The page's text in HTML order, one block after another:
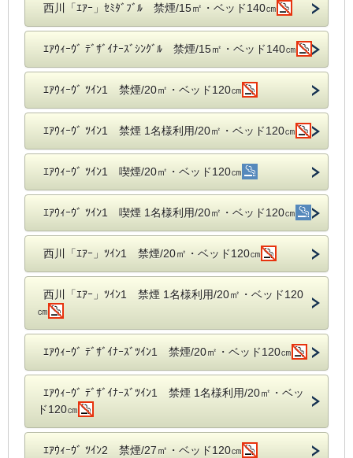
西川「ｴｱｰ」ｾﾐﾀﾞﾌﾞﾙ 禁煙/15㎡・ベッド140㎝
ｴｱｳｨｰｳﾞ ﾃﾞｻﾞｲﾅｰｽﾞｼﾝｸﾞﾙ 禁煙/15㎡・ベッド140㎝
ｴｱｳｨｰｳﾞ ﾂｲﾝ1 禁煙/20㎡・ベッド120㎝
ｴｱｳｨｰｳﾞ ﾂｲﾝ1 禁煙 1名様利用/20㎡・ベッド120㎝
ｴｱｳｨｰｳﾞ ﾂｲﾝ1 喫煙/20㎡・ベッド120㎝
ｴｱｳｨｰｳﾞ ﾂｲﾝ1 喫煙 1名様利用/20㎡・ベッド120㎝
西川「ｴｱｰ」ﾂｲﾝ1 禁煙/20㎡・ベッド120㎝
西川「ｴｱｰ」ﾂｲﾝ1 禁煙 1名様利用/20㎡・ベッド120
㎝
ｴｱｳｨｰｳﾞ ﾃﾞｻﾞｲﾅｰｽﾞﾂｲﾝ1 禁煙/20㎡・ベッド120㎝
ｴｱｳｨｰｳﾞ ﾃﾞｻﾞｲﾅｰｽﾞﾂｲﾝ1 禁煙 1名様利用/20㎡・ベッ
ド120㎝
ｴｱｳｨｰｳﾞ ﾂｲﾝ2 禁煙/27㎡・ベッド120㎝